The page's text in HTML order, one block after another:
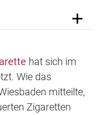
hat sich im
Wie das
mitteilte,
Zigaretten